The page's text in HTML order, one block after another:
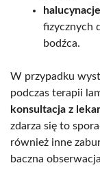
fizycznych
bodźca.
W przypadku
podczas terapii
konsultacja z
zdarza się to
również inne
baczna